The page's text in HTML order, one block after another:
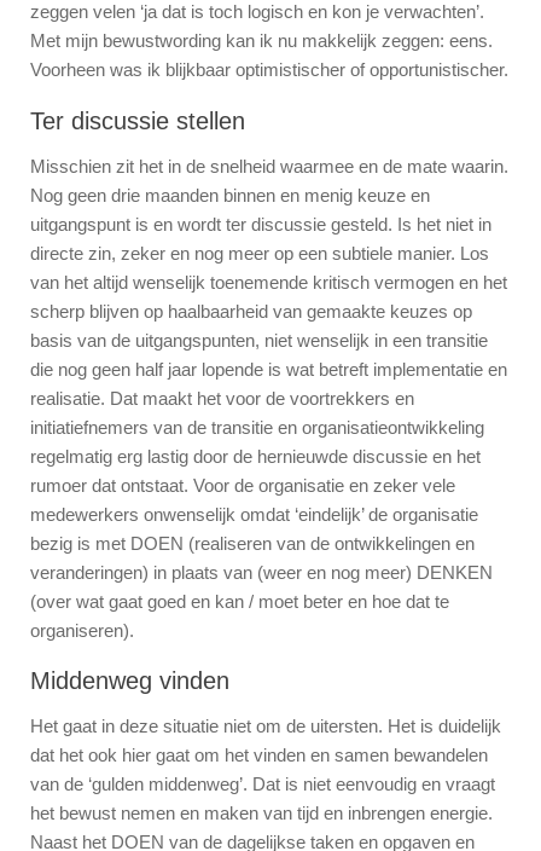
zeggen velen ‘ja dat is toch logisch en kon je verwachten’.
Met mijn bewustwording kan ik nu makkelijk zeggen: eens.
Voorheen was ik blijkbaar optimistischer of opportunistischer.
Ter discussie stellen
Misschien zit het in de snelheid waarmee en de mate waarin.
Nog geen drie maanden binnen en menig keuze en
uitgangspunt is en wordt ter discussie gesteld. Is het niet in
directe zin, zeker en nog meer op een subtiele manier. Los
van het altijd wenselijk toenemende kritisch vermogen en het
scherp blijven op haalbaarheid van gemaakte keuzes op
basis van de uitgangspunten, niet wenselijk in een transitie
die nog geen half jaar lopende is wat betreft implementatie en
realisatie. Dat maakt het voor de voortrekkers en
initiatiefnemers van de transitie en organisatieontwikkeling
regelmatig erg lastig door de hernieuwde discussie en het
rumoer dat ontstaat. Voor de organisatie en zeker vele
medewerkers onwenselijk omdat ‘eindelijk’ de organisatie
bezig is met DOEN (realiseren van de ontwikkelingen en
veranderingen) in plaats van (weer en nog meer) DENKEN
(over wat gaat goed en kan / moet beter en hoe dat te
organiseren).
Middenweg vinden
Het gaat in deze situatie niet om de uitersten. Het is duidelijk
dat het ook hier gaat om het vinden en samen bewandelen
van de ‘gulden middenweg’. Dat is niet eenvoudig en vraagt
het bewust nemen en maken van tijd en inbrengen energie.
Naast het DOEN van de dagelijkse taken en opgaven en